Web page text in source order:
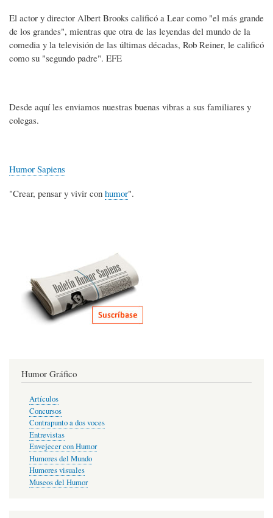
El actor y director Albert Brooks calificó a Lear como "el más grande
de los grandes", mientras que otra de las leyendas del mundo de la
comedia y la televisión de las últimas décadas, Rob Reiner, le calificó
como su "segundo padre". EFE
Desde aquí les enviamos nuestras buenas vibras a sus familiares y
colegas.
Humor Sapiens
"Crear, pensar y vivir con humor".
Humor Gráfico
Artículos
Concursos
Contrapunto a dos voces
Entrevistas
Envejecer con Humor
Humores del Mundo
Humores visuales
Museos del Humor